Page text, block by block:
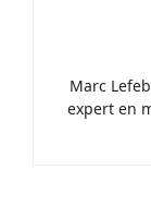
Marc
expert en